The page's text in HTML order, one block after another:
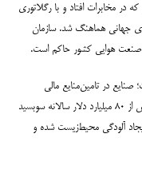
مخابرات افتاد و با رگلاتوری
جهانی هماهنگ شد. سازمان
صنعت هوایی کشور حاکم است.
در تامین‌منایع مالی
مشکلاتی دارند و یکی از موضوع‌ها اتلاف انرژی است. بیش از ۸۰ میلیارد دلار سالانه سوبسید
آلودگی محیط‌زیست شده و